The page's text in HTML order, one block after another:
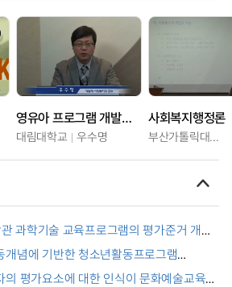
영유아 프로그램 개발과 평가
대림대학교 우수명
사회복지행정론
부산가톨릭대학교
과학기술 교육프로그램의 평가준거 개발
Program by Science Museum
개념에 기반한 청소년활동프로그램
의 평가요소에 대한 인식이 문화예술교육